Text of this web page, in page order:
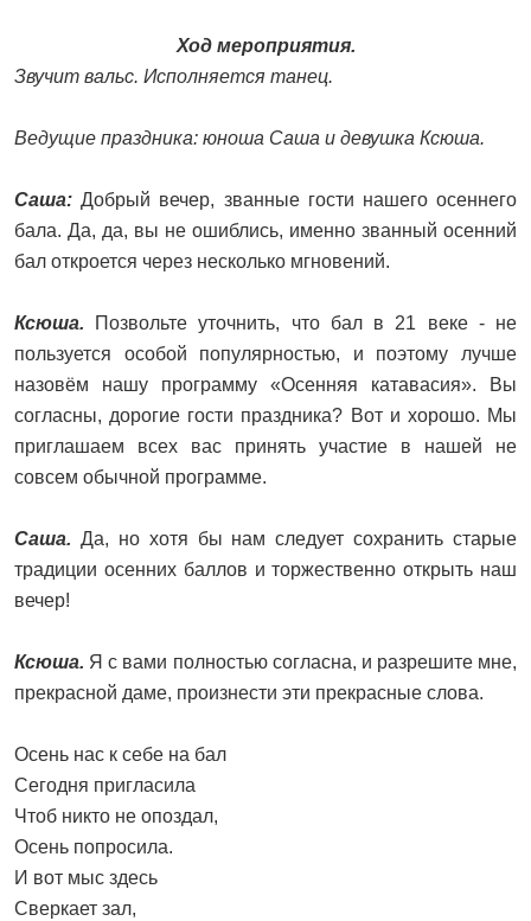
Ход мероприятия.
Звучит вальс. Исполняется танец.
Ведущие праздника: юноша Саша и девушка Ксюша.
Саша: Добрый вечер, званные гости нашего осеннего
бала. Да, да, вы не ошиблись, именно званный осенний
бал откроется через несколько мгновений.
Ксюша. Позвольте уточнить, что бал в 21 веке - не
пользуется особой популярностью, и поэтому лучше
назовём нашу программу «Осенняя катавасия». Вы
согласны, дорогие гости праздника? Вот и хорошо. Мы
приглашаем всех вас принять участие в нашей не
совсем обычной программе.
Саша. Да, но хотя бы нам следует сохранить старые
традиции осенних баллов и торжественно открыть наш
вечер!
Ксюша. Я с вами полностью согласна, и разрешите мне,
прекрасной даме, произнести эти прекрасные слова.
Осень нас к себе на бал
Сегодня пригласила
Чтоб никто не опоздал,
Осень попросила.
И вот мыс здесь
Сверкает зал,